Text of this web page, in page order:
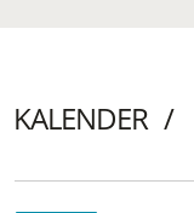
KALENDER